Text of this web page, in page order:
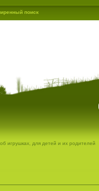
поиск
игрушках, для детей и их родителей